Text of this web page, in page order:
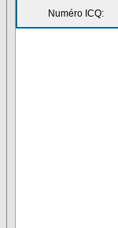
Numéro ICQ: